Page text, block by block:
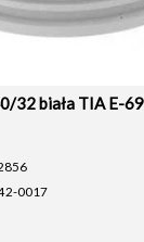
32 biała TIA E-
0017